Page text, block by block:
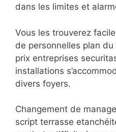
dans les limites et
Vous les trouverez
de personnelles plan
prix entreprises
installations
divers foyers.
Changement de
script terrasse